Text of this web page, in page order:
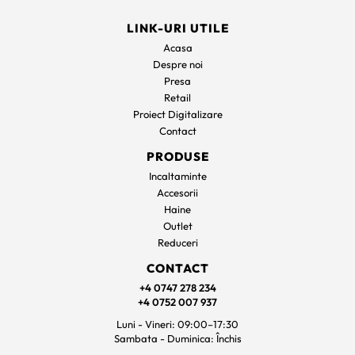
LINK-URI UTILE
Acasa
Despre noi
Presa
Retail
Proiect Digitalizare
Contact
PRODUSE
Incaltaminte
Accesorii
Haine
Outlet
Reduceri
CONTACT
+4 0747 278 234
+4 0752 007 937
Luni - Vineri: 09:00–17:30
Sambata - Duminica: Închis